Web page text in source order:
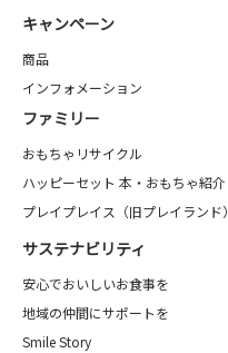
キャンペーン
商品
インフォメーション
ファミリー
おもちゃリサイクル
ハッピーセット 本・おもちゃ紹介
プレイプレイス（旧プレイランド）
サステナビリティ
安心でおいしいお食事を
地域の仲間にサポートを
Smile Story